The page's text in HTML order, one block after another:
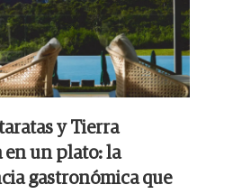
y Tierra
en un plato: la
gastronómica que